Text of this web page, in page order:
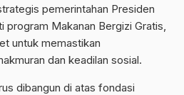
pemerintahan Presiden
program Makanan Bergizi Gratis,
untuk memastikan
dan keadilan sosial.
dibangun di atas fondasi